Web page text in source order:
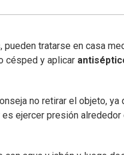
tratarse en casa
césped y aplicar
no retirar el objeto, ya
ejercer presión alrededor